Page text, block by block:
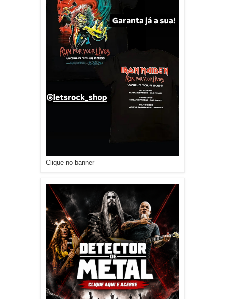
Clique no banner